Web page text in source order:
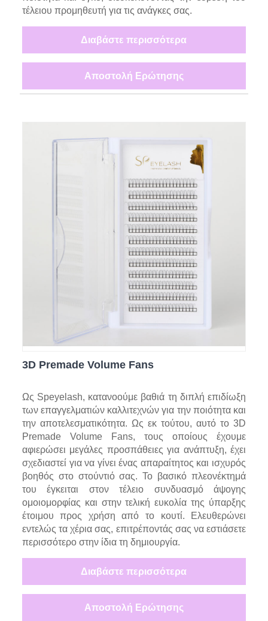
τέλειου προμηθευτή για τις ανάγκες σας.
Διαβάστε περισσότερα
Αποστολή Ερώτησης
3D Premade Volume Fans
Ως Speyelash, κατανοούμε βαθιά τη διπλή επιδίωξη
των επαγγελματιών καλλιτεχνών για την ποιότητα και
την αποτελεσματικότητα. Ως εκ τούτου, αυτό το 3D
Premade Volume Fans, τους οποίους έχουμε
αφιερώσει μεγάλες προσπάθειες για ανάπτυξη, έχει
σχεδιαστεί για να γίνει ένας απαραίτητος και ισχυρός
βοηθός στο στούντιό σας. Το βασικό πλεονέκτημά
του έγκειται στον τέλειο συνδυασμό άψογης
ομοιομορφίας και στην τελική ευκολία της ύπαρξης
έτοιμου προς χρήση από το κουτί. Ελευθερώνει
εντελώς τα χέρια σας, επιτρέποντάς σας να εστιάσετε
περισσότερο στην ίδια τη δημιουργία.
Διαβάστε περισσότερα
Αποστολή Ερώτησης